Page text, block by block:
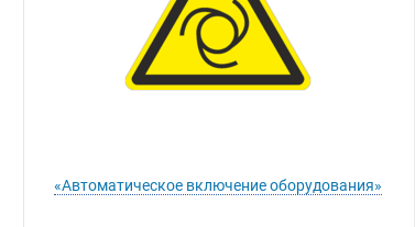
«Автоматическое включение оборудования»